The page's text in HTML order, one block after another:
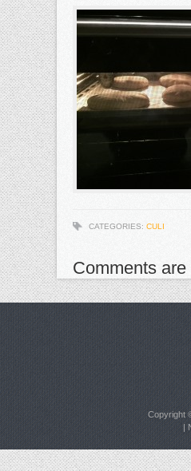
CATEGORIES: CULI
Comments
Copyright
|